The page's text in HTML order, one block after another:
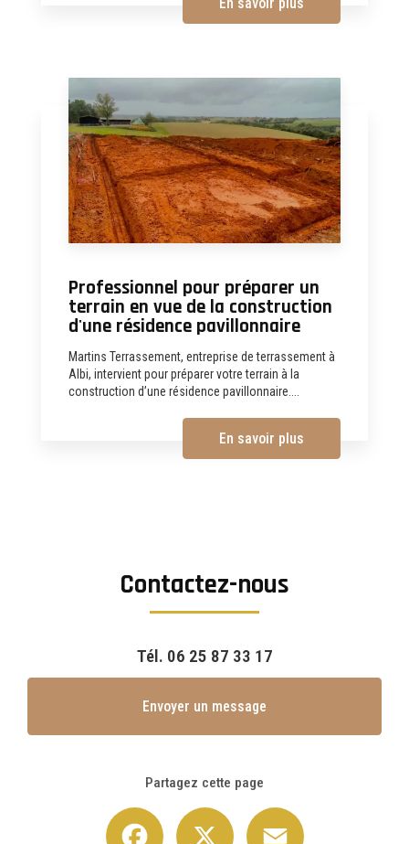
Professionnel pour préparer un
terrain en vue de la construction
d'une résidence pavillonnaire
Martins Terrassement, entreprise de terrassement à
Albi, intervient pour préparer votre terrain à la
construction d’une résidence pavillonnaire....
En savoir plus
Contactez-nous
Tél. 06 25 87 33 17
Envoyer un message
Partagez cette page
Facebook